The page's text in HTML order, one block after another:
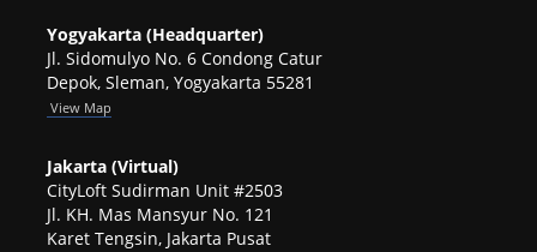
Yogyakarta (Headquarter)
Jl. Sidomulyo No. 6 Condong Catur
Depok, Sleman, Yogyakarta 55281
View Map
Jakarta (Virtual)
CityLoft Sudirman Unit #2503
Jl. KH. Mas Mansyur No. 121
Karet Tengsin, Jakarta Pusat